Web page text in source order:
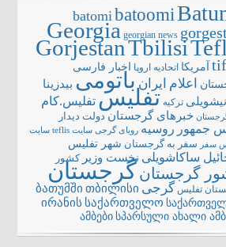
batomibatoomi
Georgia georgian news
GorjestanTbilisi
آمریکا اتحادیه اروپا
اخبار فارسی
اعلام ایران باتومی بیدزینا
ترکیه تفلیستفلیس.کام
خبرهای گرجستان دولت دیدار
جمهور روسیه رویای گرجی سایت teflis
سایت
سفر سفر به گرجستان شهر تفلیس
ساکاشویلی نخست وزیر کشور
گرجستانگرجستان
تفلیس گرجی ბათუმში თბილისი
ირანის საქართველო
ამბები სპარსული ახალი